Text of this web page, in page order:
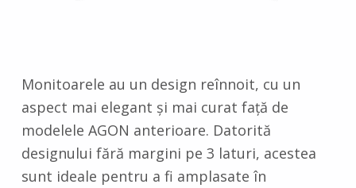
Monitoarele au un design reînnoit, cu un
aspect mai elegant și mai curat față de
modelele AGON anterioare. Datorită
designului fără margini pe 3 laturi, acestea
sunt ideale pentru a fi amplasate în